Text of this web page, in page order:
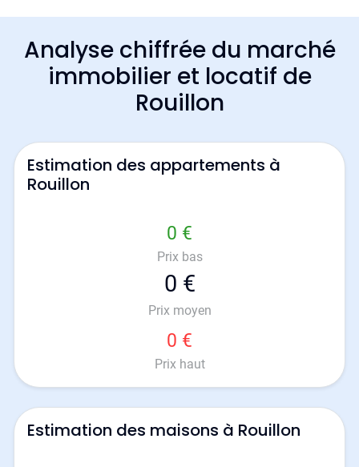
Analyse chiffrée du marché
immobilier et locatif de
Rouillon
Estimation des appartements à
Rouillon
0 €
Prix bas
0 €
Prix moyen
0 €
Prix haut
Estimation des maisons à Rouillon